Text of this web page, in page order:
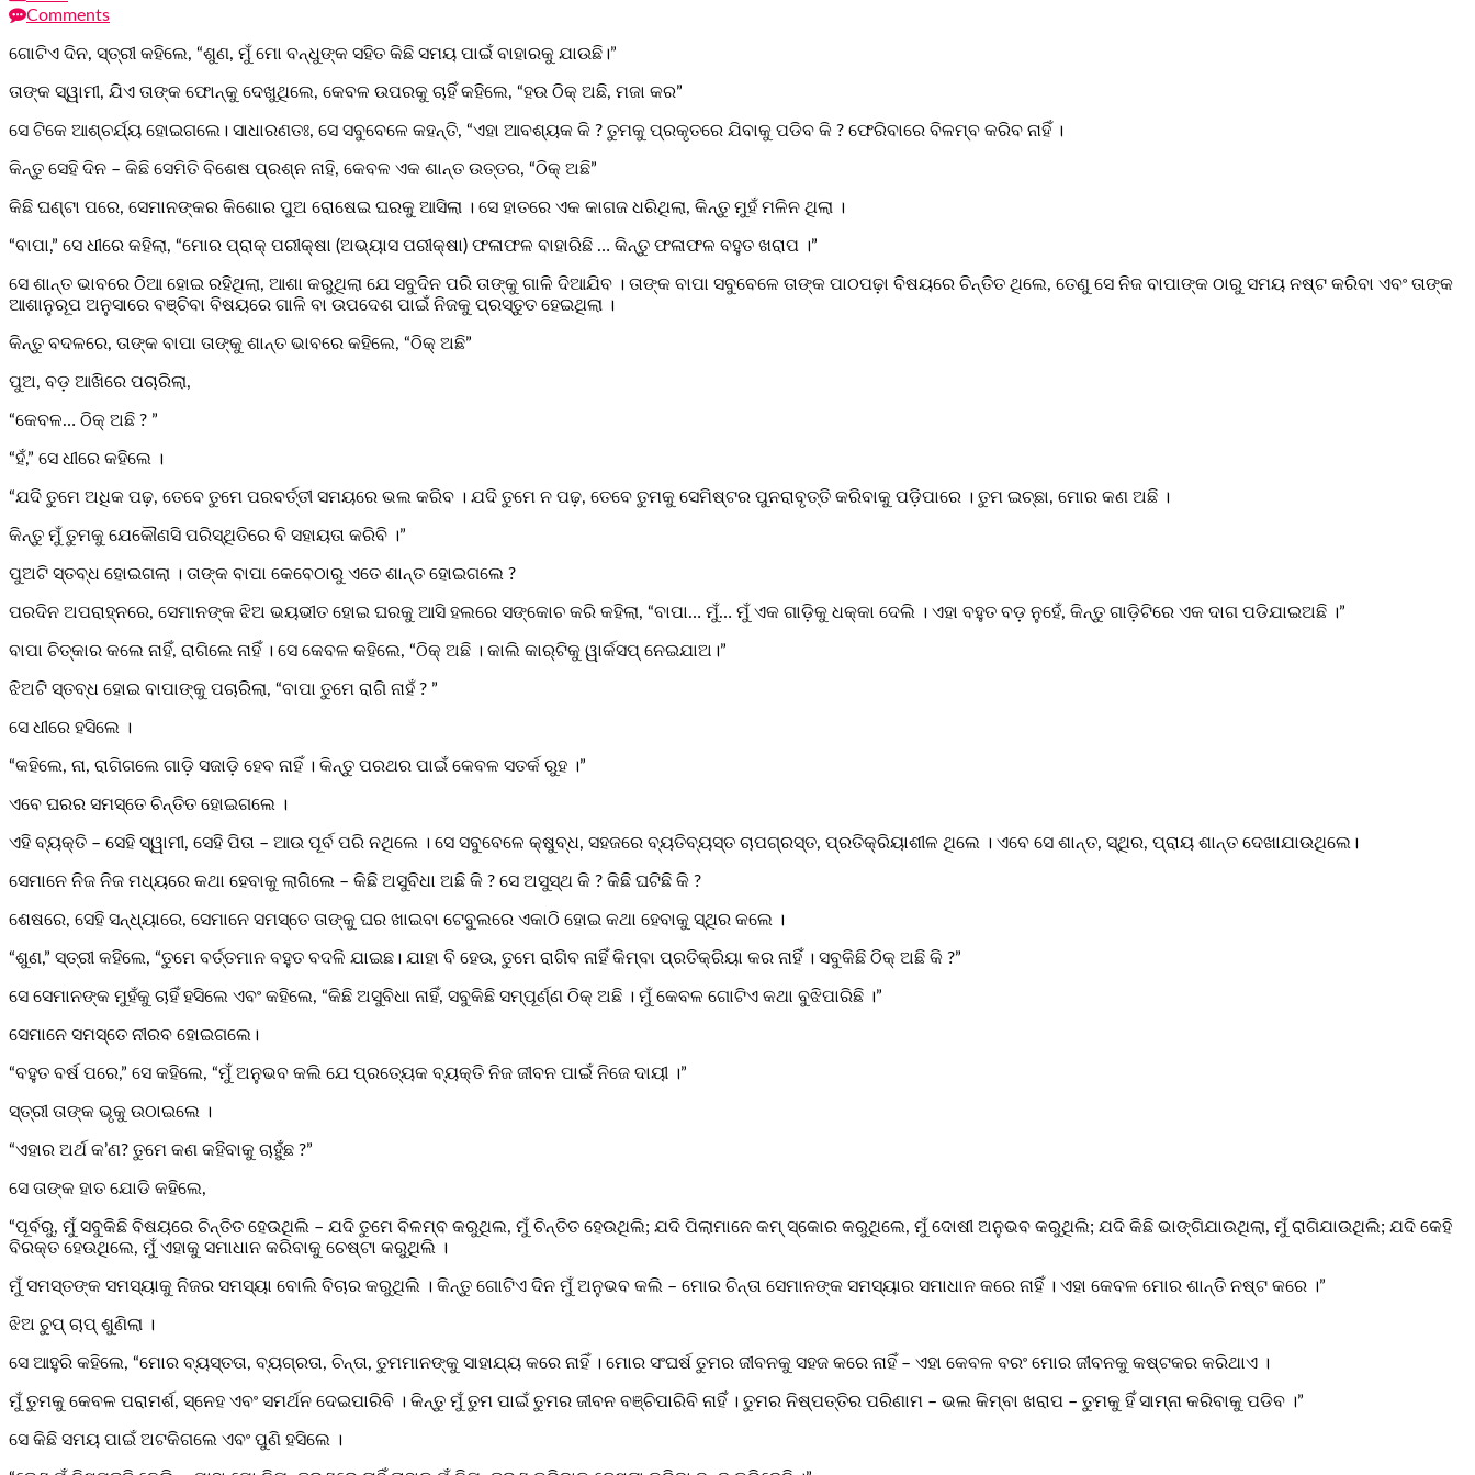
Comments
ଗୋଟିଏ ଦିନ, ସ୍ତ୍ରୀ କହିଲେ, “ଶୁଣ, ମୁଁ ମୋ ବନ୍ଧୁଙ୍କ ସହିତ କିଛି ସମୟ ପାଇଁ ବାହାରକୁ ଯାଉଛି।”
ତାଙ୍କ ସ୍ୱାମୀ, ଯିଏ ତାଙ୍କ ଫୋନ୍‌କୁ ଦେଖୁଥିଲେ, କେବଳ ଉପରକୁ ଚାହିଁ କହିଲେ, “ହ‌ଉ ଠିକ୍ ଅଛି, ମଜା କର”
ସେ ଟିକେ ଆଶ୍ଚର୍ଯ୍ୟ ହୋଇଗଲେ। ସାଧାରଣତଃ, ସେ ସବୁବେଳେ କହନ୍ତି, “ଏହା ଆବଶ୍ୟକ କି ? ତୁମକୁ ପ୍ରକୃତରେ ଯିବାକୁ ପଡିବ କି ? ଫେରିବାରେ ବିଳମ୍ବ କରିବ ନାହିଁ ।
କିନ୍ତୁ ସେହି ଦିନ – କିଛି ସେମିତି ବିଶେଷ ପ୍ରଶ୍ନ ନାହି, କେବଳ ଏକ ଶାନ୍ତ ଉତ୍ତର, “ଠିକ୍ ଅଛି”
କିଛି ଘଣ୍ଟା ପରେ, ସେମାନଙ୍କର କିଶୋର ପୁଅ ରୋଷେଇ ଘରକୁ ଆସିଲା । ସେ ହାତରେ ଏକ କାଗଜ ଧରିଥିଲା, କିନ୍ତୁ ମୁହଁ ମଳିନ ଥିଲା ।
“ବାପା,” ସେ ଧୀରେ କହିଲା, “ମୋର ପ୍ରାକ୍ ପରୀକ୍ଷା (ଅଭ୍ୟାସ ପରୀକ୍ଷା) ଫଳାଫଳ ବାହାରିଛି … କିନ୍ତୁ ଫଳାଫଳ ବହୁତ ଖରାପ ।”
ସେ ଶାନ୍ତ ଭାବରେ ଠିଆ ହୋଇ ରହିଥିଲା, ଆଶା କରୁଥିଲା ଯେ ସବୁଦିନ ପରି ତାଙ୍କୁ ଗାଳି ଦିଆଯିବ । ତାଙ୍କ ବାପା ସବୁବେଳେ ତାଙ୍କ ପାଠପଢ଼ା ବିଷୟରେ ଚିନ୍ତିତ ଥିଲେ, ତେଣୁ ସେ ନିଜ ବାପାଙ୍କ ଠାରୁ ସମୟ ନଷ୍ଟ କରିବା ଏବଂ ତାଙ୍କ
ଆଶାନୁରୂପ ଅନୁସାରେ ବଞ୍ଚିବା ବିଷୟରେ ଗାଳି ବା ଉପଦେଶ ପାଇଁ ନିଜକୁ ପ୍ରସ୍ତୁତ ହେଇଥିଲା ।
କିନ୍ତୁ ବଦଳରେ, ତାଙ୍କ ବାପା ତାଙ୍କୁ ଶାନ୍ତ ଭାବରେ କହିଲେ, “ଠିକ୍ ଅଛି”
ପୁଅ, ବଡ଼ ଆଖିରେ ପଚାରିଲା,
“କେବଳ… ଠିକ୍ ଅଛି ? ”
“ହଁ,” ସେ ଧୀରେ କହିଲେ ।
“ଯଦି ତୁମେ ଅଧିକ ପଢ଼, ତେବେ ତୁମେ ପରବର୍ତ୍ତୀ ସମୟରେ ଭଲ କରିବ । ଯଦି ତୁମେ ନ ପଢ଼, ତେବେ ତୁମକୁ ସେମିଷ୍ଟର ପୁନରାବୃତ୍ତି କରିବାକୁ ପଡ଼ିପାରେ । ତୁମ ଇଚ୍ଛା, ମୋର କଣ ଅଛି ।
କିନ୍ତୁ ମୁଁ ତୁମକୁ ଯେକୌଣସି ପରିସ୍ଥିତିରେ ବି ସହାୟତା କରିବି ।”
ପୁଅଟି ସ୍ତବ୍ଧ ହୋଇଗଲା । ତାଙ୍କ ବାପା କେବେଠାରୁ ଏତେ ଶାନ୍ତ ହୋଇଗଲେ ?
ପରଦିନ ଅପରାହ୍ନରେ, ସେମାନଙ୍କ ଝିଅ ଭୟଭୀତ ହୋଇ ଘରକୁ ଆସି ହଲରେ ସଙ୍କୋଚ କରି କହିଲା, “ବାପା… ମୁଁ… ମୁଁ ଏକ ଗାଡ଼ିକୁ ଧକ୍କା ଦେଲି । ଏହା ବହୁତ ବଡ଼ ନୁହେଁ, କିନ୍ତୁ ଗାଡ଼ିଟିରେ ଏକ ଦାଗ ପଡିଯାଇଅଛି ।”
ବାପା ଚିତ୍କାର କଲେ ନାହିଁ, ରାଗିଲେ ନାହିଁ । ସେ କେବଳ କହିଲେ, “ଠିକ୍ ଅଛି । କାଲି କାର୍‌ଟିକୁ ୱାର୍କସପ୍ ନେଇଯାଅ।”
ଝିଅଟି ସ୍ତବ୍ଧ ହୋଇ ବାପାଙ୍କୁ ପଚାରିଲା, “ବାପା ତୁମେ ରାଗି ନାହଁ ? ”
ସେ ଧୀରେ ହସିଲେ ।
“କହିଲେ, ନା, ରାଗିଗଲେ ଗାଡ଼ି ସଜାଡ଼ି ହେବ ନାହିଁ । କିନ୍ତୁ ପରଥର ପାଇଁ କେବଳ ସତର୍କ ରୁହ ।”
ଏବେ ଘରର ସମସ୍ତେ ଚିନ୍ତିତ ହୋଇଗଲେ ।
ଏହି ବ୍ୟକ୍ତି – ସେହି ସ୍ୱାମୀ, ସେହି ପିତା – ଆଉ ପୂର୍ବ ପରି ନଥିଲେ । ସେ ସବୁବେଳେ କ୍ଷୁବ୍ଧ, ସହଜରେ ବ୍ୟତିବ୍ୟସ୍ତ ଚାପଗ୍ରସ୍ତ, ପ୍ରତିକ୍ରିୟାଶୀଳ ଥିଲେ । ଏବେ ସେ ଶାନ୍ତ, ସ୍ଥିର, ପ୍ରାୟ ଶାନ୍ତ ଦେଖାଯାଉଥିଲେ।
ସେମାନେ ନିଜ ନିଜ ମଧ୍ୟରେ କଥା ହେବାକୁ ଲାଗିଲେ – କିଛି ଅସୁବିଧା ଅଛି କି ? ସେ ଅସୁସ୍ଥ କି ? କିଛି ଘଟିଛି କି ?
ଶେଷରେ, ସେହି ସନ୍ଧ୍ୟାରେ, ସେମାନେ ସମସ୍ତେ ତାଙ୍କୁ ଘର ଖାଇବା ଟେବୁଲରେ ଏକାଠି ହୋଇ କଥା ହେବାକୁ ସ୍ଥିର କଲେ ।
“ଶୁଣ,” ସ୍ତ୍ରୀ କହିଲେ, “ତୁମେ ବର୍ତ୍ତମାନ ବହୁତ ବଦଳି ଯାଇଛ। ଯାହା ବି ହେଉ, ତୁମେ ରାଗିବ ନାହିଁ କିମ୍ବା ପ୍ରତିକ୍ରିୟା କର ନାହିଁ । ସବୁକିଛି ଠିକ୍ ଅଛି କି ?”
ସେ ସେମାନଙ୍କ ମୁହଁକୁ ଚାହିଁ ହସିଲେ ଏବଂ କହିଲେ, “କିଛି ଅସୁବିଧା ନାହିଁ, ସବୁକିଛି ସମ୍ପୂର୍ଣ୍ଣ ଠିକ୍ ଅଛି । ମୁଁ କେବଳ ଗୋଟିଏ କଥା ବୁଝିପାରିଛି ।”
ସେମାନେ ସମସ୍ତେ ନୀରବ ହୋଇଗଲେ।
“ବହୁତ ବର୍ଷ ପରେ,” ସେ କହିଲେ, “ମୁଁ ଅନୁଭବ କଲି ଯେ ପ୍ରତ୍ୟେକ ବ୍ୟକ୍ତି ନିଜ ଜୀବନ ପାଇଁ ନିଜେ ଦାୟୀ ।”
ସ୍ତ୍ରୀ ତାଙ୍କ ଭୃକୁ ଉଠାଇଲେ ।
“ଏହାର ଅର୍ଥ କ’ଣ? ତୁମେ କଣ କହିବାକୁ ଚାହୁଁଛ ?”
ସେ ତାଙ୍କ ହାତ ଯୋଡି କହିଲେ,
“ପୂର୍ବରୁ, ମୁଁ ସବୁକିଛି ବିଷୟରେ ଚିନ୍ତିତ ହେଉଥିଲି – ଯଦି ତୁମେ ବିଳମ୍ବ କରୁଥିଲ, ମୁଁ ଚିନ୍ତିତ ହେଉଥିଲି; ଯଦି ପିଲାମାନେ କମ୍ ସ୍କୋର କରୁଥିଲେ, ମୁଁ ଦୋଷୀ ଅନୁଭବ କରୁଥିଲି; ଯଦି କିଛି ଭାଙ୍ଗିଯାଉଥିଲା, ମୁଁ ରାଗିଯାଉଥିଲି; ଯଦି କେହି
ବିରକ୍ତ ହେଉଥିଲେ, ମୁଁ ଏହାକୁ ସମାଧାନ କରିବାକୁ ଚେଷ୍ଟା କରୁଥିଲି ।
ମୁଁ ସମସ୍ତଙ୍କ ସମସ୍ୟାକୁ ନିଜର ସମସ୍ୟା ବୋଲି ବିଚାର କରୁଥିଲି । କିନ୍ତୁ ଗୋଟିଏ ଦିନ ମୁଁ ଅନୁଭବ କଲି – ମୋର ଚିନ୍ତା ସେମାନଙ୍କ ସମସ୍ୟାର ସମାଧାନ କରେ ନାହିଁ । ଏହା କେବଳ ମୋର ଶାନ୍ତି ନଷ୍ଟ କରେ ।”
ଝିଅ ଚୁପ୍ ଚାପ୍ ଶୁଣିଲା ।
ସେ ଆହୁରି କହିଲେ, “ମୋର ବ୍ୟସ୍ତତା, ବ୍ୟଗ୍ରତା, ଚିନ୍ତା, ତୁମମାନଙ୍କୁ ସାହାଯ୍ୟ କରେ ନାହିଁ । ମୋର ସଂଘର୍ଷ ତୁମର ଜୀବନକୁ ସହଜ କରେ ନାହିଁ – ଏହା କେବଳ ବରଂ ମୋର ଜୀବନକୁ କଷ୍ଟକର କରିଥାଏ ।
ମୁଁ ତୁମକୁ କେବଳ ପରାମର୍ଶ, ସ୍ନେହ ଏବଂ ସମର୍ଥନ ଦେଇପାରିବି । କିନ୍ତୁ ମୁଁ ତୁମ ପାଇଁ ତୁମର ଜୀବନ ବଞ୍ଚିପାରିବି ନାହିଁ । ତୁମର ନିଷ୍ପତ୍ତିର ପରିଣାମ – ଭଲ କିମ୍ବା ଖରାପ – ତୁମକୁ ହିଁ ସାମ୍ନା କରିବାକୁ ପଡିବ ।”
ସେ କିଛି ସମୟ ପାଇଁ ଅଟକିଗଲେ ଏବଂ ପୁଣି ହସିଲେ ।